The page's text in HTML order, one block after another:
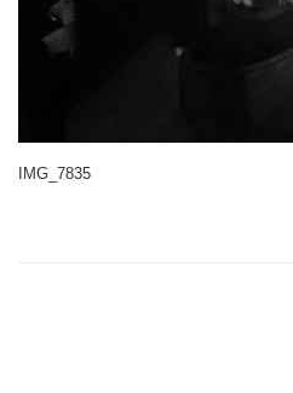
IMG_7835